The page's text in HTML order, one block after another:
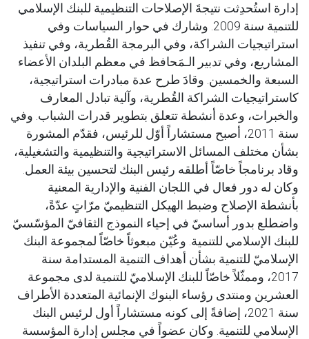
إدارة استُحدِثت نتيجةَ الإصلاحات التنظيمية للبنك الإسلامي
للتنمية سنة 2009. وشارك في حوار السياسات وفي
استراتيجيات الشراكة، وفي البرمجة القُطرية، وفي تنفيذ
المشاريع، وفي تدبير الـمَحافظ في معظم البلدان الأعضاء
السبعة والخمسين. وقادَ طرح عدة مبادرات استراتيجية،
كاستراتيجيات الشراكة القُطرية، وآلية تبادل المعارف
والخبرات، وعدة أنشطة تتعلق بتطوير قدرات الشباب. وفي
سنة 2011، أصبح مستشاراً أوّل للرئيس، فقدّم المشورة
بشأن مختلف المسائل الاستراتيجية والتنظيمية والتشغيلية،
وقاد برنامجاً خاصّاً أطلقه رئيس البنك لتحسين بيئة العمل.
وكان له دور فعال في اللجان الفنية والإدارية المعنية
بأنشطة الإصلاح وضبط الهيكل التنظيميّ مرّاتٍ عدّةً،
واضطلع بدور أساسيّ في إحياء النموذج الثقافيّ المؤسّسيّ
للبنك الإسلامي للتنمية. وعُيّن مبعوثاً خاصّاً لمجموعة البنك
الإسلاميّ للتنمية بشأن أهداف التنمية المستدامة سنة
2017، وممثّلاً خاصّاً للبنك الإسلاميّ للتنمية لدى مجموعة
العشرين ومنتدى رؤساء البنوك الإنمائية المتعددة الأطراف
سنة 2021، إضافةً إلى كونه مستشاراً أول لرئيس البنك
الإسلامي للتنمية. وكان عضواً في مجلس إدارة المؤسسة